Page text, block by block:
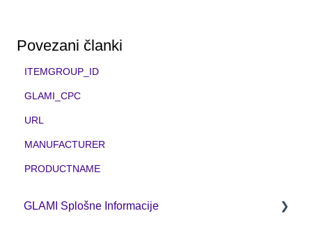
Povezani članki
ITEMGROUP_ID
GLAMI_CPC
URL
MANUFACTURER
PRODUCTNAME
GLAMI Splošne Informacije